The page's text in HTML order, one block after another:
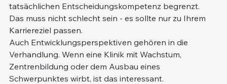
tatsächlichen Entscheidungskompetenz begrenzt.
Das muss nicht schlecht sein - es sollte nur zu Ihrem
Karriereziel passen.
Auch Entwicklungsperspektiven gehören in die
Verhandlung. Wenn eine Klinik mit Wachstum,
Zentrenbildung oder dem Ausbau eines
Schwerpunktes wirbt, ist das interessant.